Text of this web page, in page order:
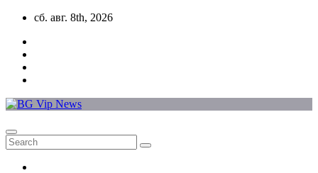
Skip
content
сб. авг. 8th, 2026